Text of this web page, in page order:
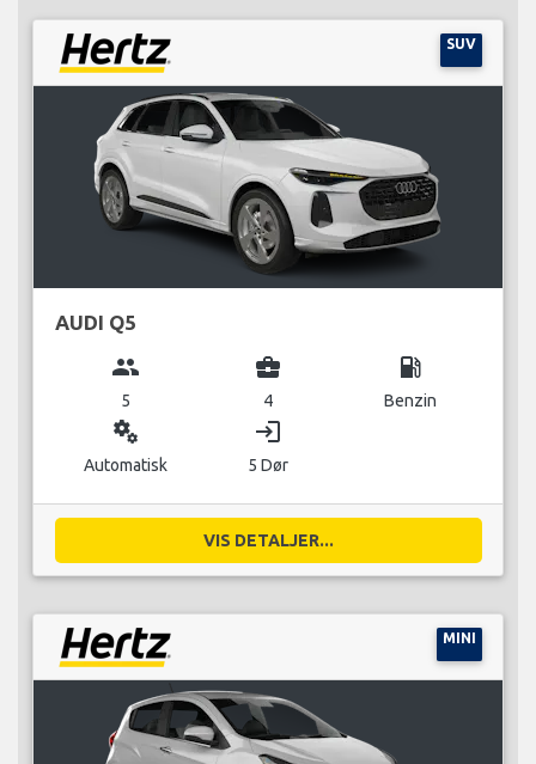
SUV
AUDI Q5
group
5
business_center
4
local_gas_station
Benzin
miscellaneous_services
Automatisk
login
5 Dør
VIS DETALJER...
MINI